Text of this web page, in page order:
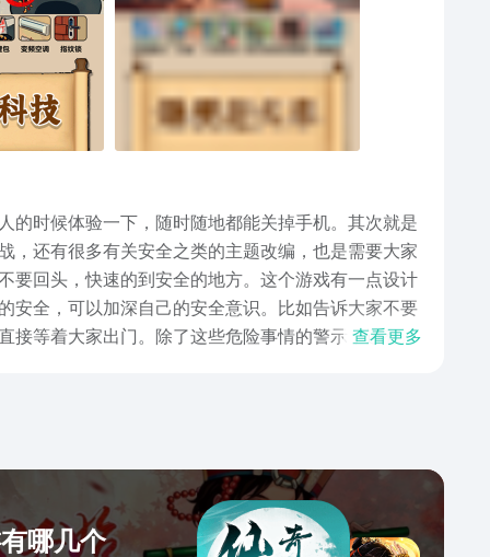
的时候体验一下，随时随地都能关掉手机。其次就是
，还有很多有关安全之类的主题改编，也是需要大家
要回头，快速的到安全的地方。这个游戏有一点设计
安全，可以加深自己的安全意识。比如告诉大家不要
接等着大家出门。除了这些危险事情的警示，还有许
查看更多
哪几个